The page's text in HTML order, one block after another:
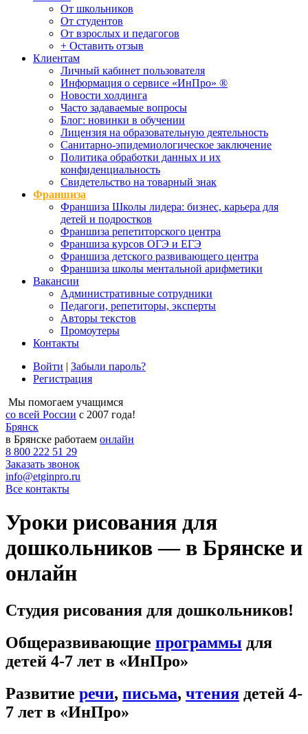
От школьников
От студентов
От взрослых и педагогов
+ Оставить отзыв
Клиентам
Личный кабинет пользователя
Информация о сервисе «ИнПро» ®
Новости холдинга
Часто задаваемые вопросы
Блог: новинки в обучении
Лицензия на образовательную деятельность
Санитарно-эпидемиологическое заключение
Политика обработки данных и их
конфиденциальность
Свидетельство на товарный знак
Франшиза
Франшиза Школы лидера: бизнес, карьера для
детей и подростков
Франшиза репетиторского центра
Франшиза курсов ОГЭ и ЕГЭ
Франшиза детского развивающего центра
Франшиза школы ментальной арифметики
Вакансии
Административные сотрудники
Педагоги, репетиторы, эксперты
Авторы текстов
Промоутеры
Контакты
Войти | Забыли пароль?
Регистрация
Мы помогаем учащимся
со всей России с 2007 года!
Брянск
в Брянске работаем онлайн
8 800 222 51 29
Заказать звонок
info@etginpro.ru
Все контакты
Уроки рисования для
дошкольников — в Брянске и
онлайн
Студия рисования для дошкольников!
Общеразвивающие программы для
детей 4-7 лет в «ИнПро»
Развитие речи, письма, чтения детей 4-
7 лет в «ИнПро»